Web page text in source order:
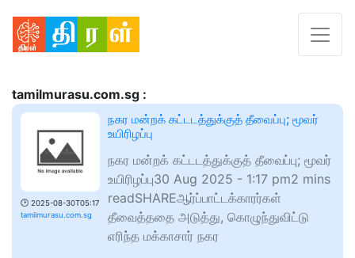
tamilmurasu.com.sg :
🕑 2025-08-30T05:17
tamilmurasu.com.sg
நகர மன்றக் கட்டடத்துக்குத் தீவைப்பு; மூவர்
உயிரிழப்பு
நகர மன்றக் கட்டடத்துக்குத் தீவைப்பு; மூவர்
உயிரிழப்பு30 Aug 2025 - 1:17 pm2 mins
readSHAREஆர்ப்பாட்டக்காரர்கள்
தீவைத்ததை அடுத்து, கொழுந்துவிட்டு
எரிந்த மக்காசார் நகர